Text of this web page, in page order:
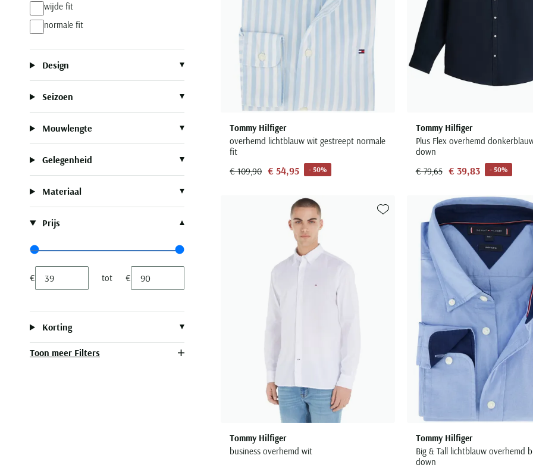
wijde fit
normale fit
Design
Seizoen
Mouwlengte
Gelegenheid
Materiaal
Prijs
Range slider min value
Range slider max value
Minimum value input
€ tot
Maximum value input
€
Korting
Toon meer Filters
Tommy Hilfiger
overhemd lichtblauw wit gestreept normale
fit
€ 109,90 € 54,95 - 50%
Tommy Hilfiger
Plus Flex overhemd
down
€ 79,65 € 39,83 - 50%
Tommy Hilfiger
business overhemd wit
Toevoegen aan favorieten
Tommy Hilfiger
Big & Tall lichtblauw overhemd
down